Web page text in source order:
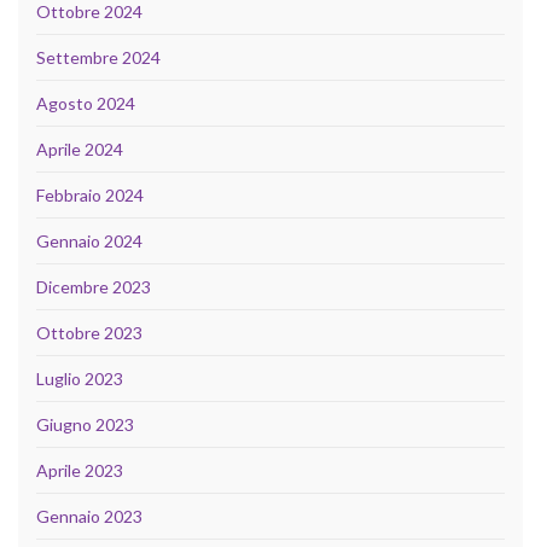
Ottobre 2024
Settembre 2024
Agosto 2024
Aprile 2024
Febbraio 2024
Gennaio 2024
Dicembre 2023
Ottobre 2023
Luglio 2023
Giugno 2023
Aprile 2023
Gennaio 2023